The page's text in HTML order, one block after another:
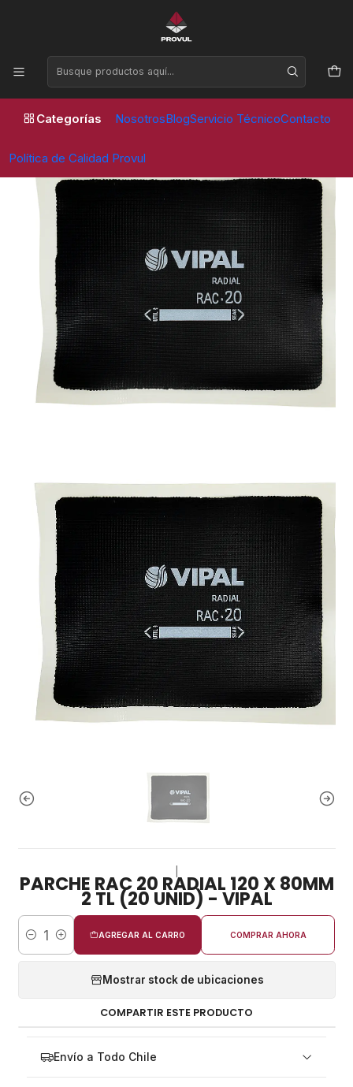
Categorías NosotrosBlogServicio TécnicoContacto
Política de Calidad Provul
Horario de atención Lunes a Viernes de 09:00 a 17:30 horas
Inicio Parches
PARCHE RAC 20 RADIAL 120 X 80MM 2 TL (20 UNID) - VIPAL
PARCHE RAC 20 RADIAL 120 X 80MM
2 TL (20 UNID) - VIPAL
Cantidad
AGREGAR AL CARRO COMPRAR AHORA
Mostrar stock de ubicaciones
COMPARTIR ESTE PRODUCTO
Envío a Todo Chile